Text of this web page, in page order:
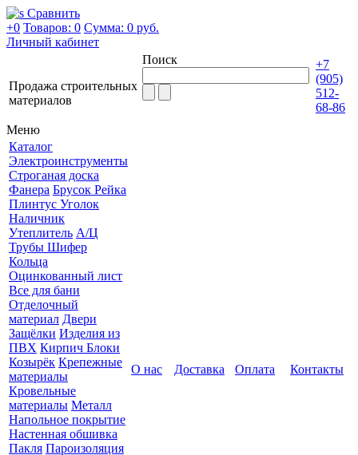
Сравнить
+0 Товаров: 0 Сумма: 0 руб.
Личный кабинет
Продажа строительных
материалов
Поиск
+7
(905)
512-
68-86
Меню
Каталог
Электроинструменты
Строганая доска
Фанера Брусок Рейка
Плинтус Уголок
Наличник
Утеплитель А/Ц
Трубы Шифер
Кольца
Оцинкованный лист
Все для бани
Отделочный
материал Двери
Защёлки Изделия из
ПВХ Кирпич Блоки
Козырёк Крепежные
материалы
Кровельные
материалы Металл
Напольное покрытие
Настенная обшивка
Пакля Пароизоляция
О нас Доставка Оплата Контакты